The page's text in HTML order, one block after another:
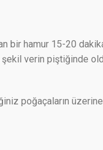
bir hamur 15-20
şekil verin piştiğinde
poğaçaların